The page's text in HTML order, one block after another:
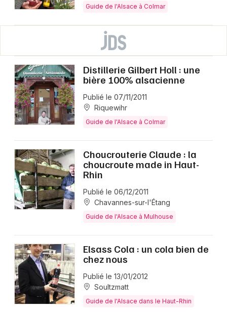
Guide de l'Alsace à Colmar
Distillerie Gilbert Holl : une
bière 100% alsacienne
Publié le 07/11/2011
Riquewihr
Guide de l'Alsace à Colmar
Choucrouterie Claude : la
choucroute made in Haut-
Rhin
Publié le 06/12/2011
Chavannes-sur-l'Étang
Guide de l'Alsace à Mulhouse
Elsass Cola : un cola bien de
chez nous
Publié le 13/01/2012
Soultzmatt
Guide de l'Alsace dans le Haut-Rhin